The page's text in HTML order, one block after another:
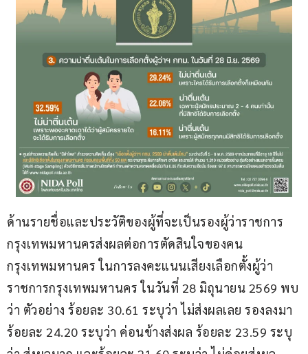
ด้านรายชื่อและประวัติของผู้ที่จะเป็นรองผู้ว่าราชการ
กรุงเทพมหานครส่งผลต่อการตัดสินใจของคน
กรุงเทพมหานคร ในการลงคะแนนเสียงเลือกตั้งผู้ว่า
ราชการกรุงเทพมหานคร ในวันที่ 28 มิถุนายน 2569 พบ
ว่า ตัวอย่าง ร้อยละ 30.61 ระบุว่า ไม่ส่งผลเลย รองลงมา
ร้อยละ 24.20 ระบุว่า ค่อนข้างส่งผล ร้อยละ 23.59 ระบุ